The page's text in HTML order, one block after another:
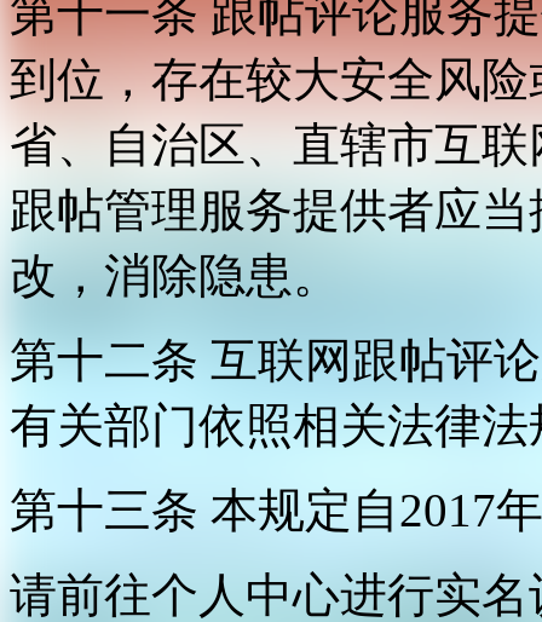
第十一条 跟帖评论服务
到位，存在较大安全风
省、自治区、直辖市互
跟帖管理服务提供者应
改，消除隐患。
第十二条 互联网跟帖评
有关部门依照相关法律
第十三条 本规定自2017
请前往个人中心进行实名